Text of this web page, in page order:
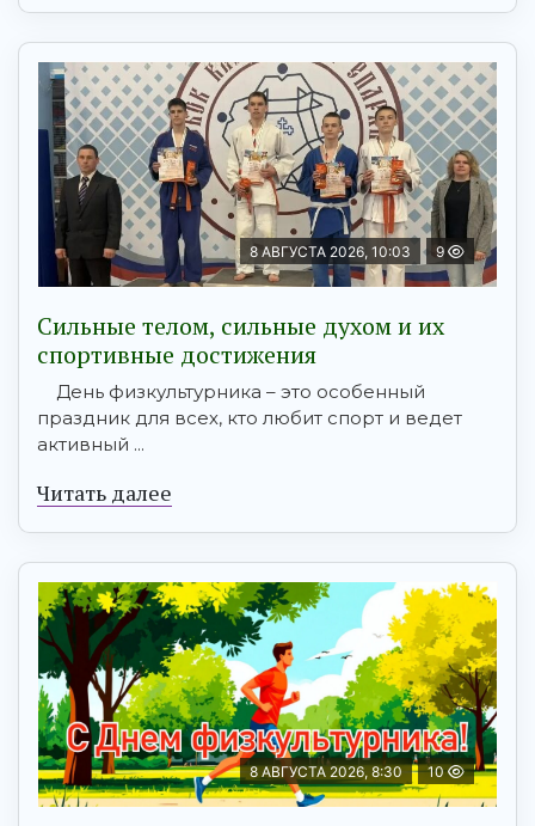
8 АВГУСТА 2026, 10:03 9
Сильные телом, сильные духом и их
спортивные достижения
День физкультурника – это особенный
праздник для всех, кто любит спорт и ведет
активный ...
Читать далее
8 АВГУСТА 2026, 8:30 10